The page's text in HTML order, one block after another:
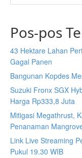
Pos-pos
43 Hektare Lahan
Gagal Panen
Bangunan Kopdes
Suzuki Fronx SGX
Harga Rp333,8 Juta
Mitigasi Megathrust,
Penanaman
Link Live Streaming
Pukul 19.30 WIB